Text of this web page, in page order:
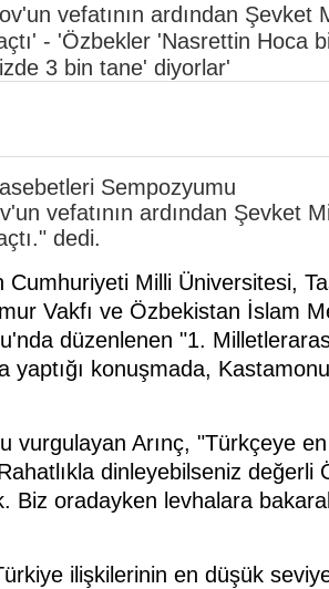
vefatının ardından Şevket
- 'Özbekler 'Nasrettin Hoca
3 bin tane' diyorlar'
vefatının ardından Şevket
dedi.
Milli Üniversitesi,
Vakfı ve Özbekistan İslam
düzenlenen "1.
yaptığı konuşmada,
vurgulayan Arınç, "Türkçeye
dinleyebilseniz değerli
Biz oradayken levhalara
ilişkilerinin en düşük